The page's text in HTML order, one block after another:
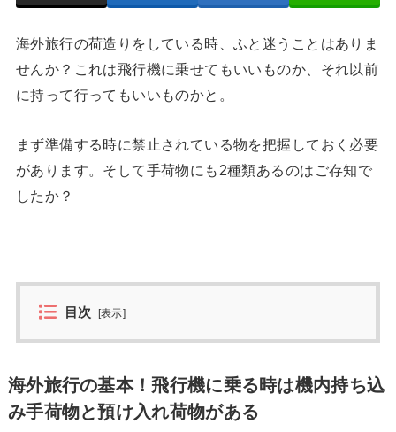
海外旅行の荷造りをしている時、ふと迷うことはありま
せんか？これは飛行機に乗せてもいいものか、それ以前
に持って行ってもいいものかと。
まず準備する時に禁止されている物を把握しておく必要
があります。そして手荷物にも2種類あるのはご存知で
したか？
目次 [表示]
海外旅行の基本！飛行機に乗る時は機内持ち込
み手荷物と預け入れ荷物がある